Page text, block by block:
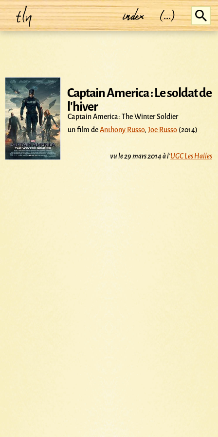
tln index (...)
Captain America : Le soldat de
l'hiver
Captain America: The Winter Soldier
un film deAnthony Russo, Joe Russo(2014)
vu le 29 mars 2014 à l'UGC Les Halles